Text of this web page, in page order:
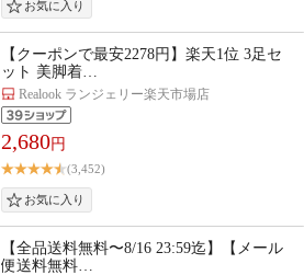
【クーポンで最安2278円】楽天1位 3足セ
ット 美脚着…
Realook ランジェリー楽天市場店
2,680円
(3,452)
【全品送料無料〜8/16 23:59迄】【メール
便送料無料…